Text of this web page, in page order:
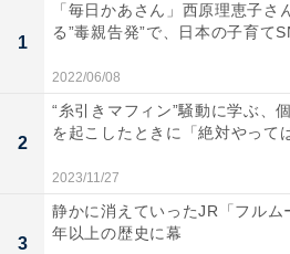
資産形成の実態！ビジネス
いる方法は？
1
「毎日かあさん」西原理恵子さ
る”毒親告発”で、日本の子育て
2022/06/08
2
“糸引きマフィン”騒動に学ぶ、
を起こしたときに「絶対やって
2023/11/27
3
静かに消えていったJR「フルム
年以上の歴史に幕